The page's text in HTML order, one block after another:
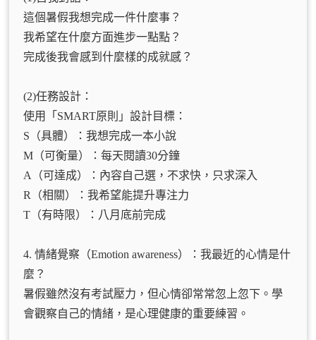
這個暑假我想完成一件什麼事？
我希望在什麼方面進步一點點？
完成後我會感到什麼樣的成就感？
(2)任務設計：
使用「SMART原則」設計目標：
S（具體）：我想完成一本小說
M（可衡量）：每天閱讀30分鐘
A（可達成）：內容自己選，不求快，只求深入
R（相關）：我希望能提升專注力
T（有時限）：八月底前完成
4. 情緒覺察（Emotion awareness）：我最近的心情是什
麼？
暑假雖然沒有考試壓力，但心情卻常常忽上忽下。學
會觀察自己的情緒，是心理健康的重要練習。